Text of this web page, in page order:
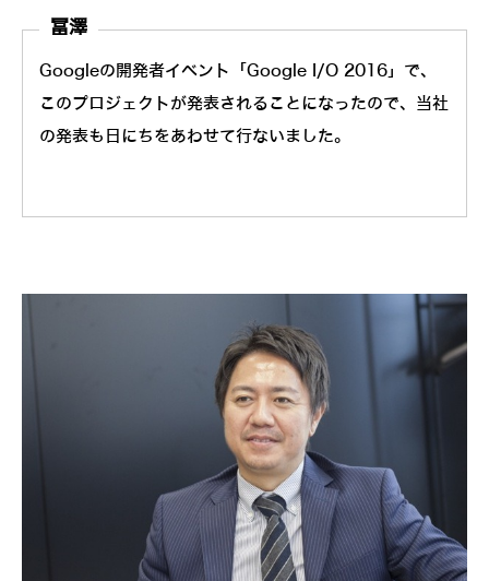
冨澤
Googleの開発者イベント「Google I/O 2016」で、
このプロジェクトが発表されることになったので、当社
の発表も日にちをあわせて行ないました。